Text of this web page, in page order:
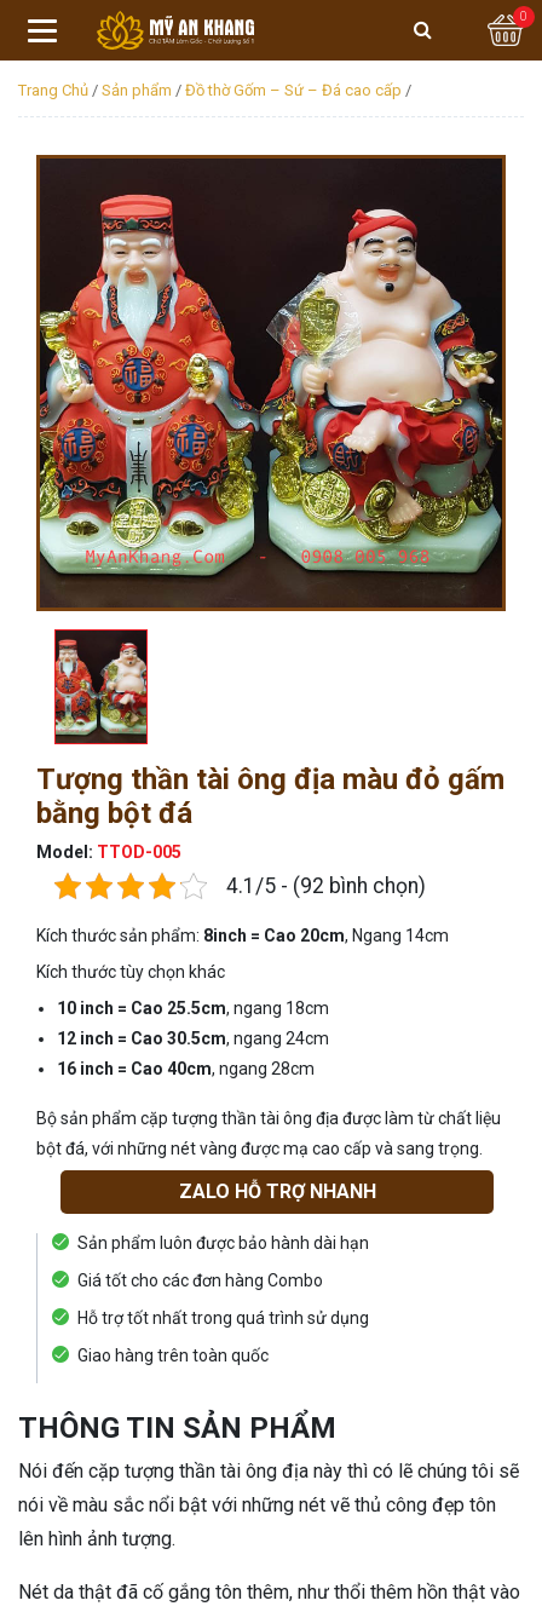
0
Trang Chủ / Sản phẩm / Đồ thờ Gốm – Sứ – Đá cao cấp /
Tượng thần tài ông địa màu đỏ gấm
bằng bột đá
Model: TTOD-005
4.1/5 - (92 bình chọn)
Kích thước sản phẩm: 8inch = Cao 20cm, Ngang 14cm
Kích thước tùy chọn khác
10 inch = Cao 25.5cm, ngang 18cm
12 inch = Cao 30.5cm, ngang 24cm
16 inch = Cao 40cm, ngang 28cm
Bộ sản phẩm cặp tượng thần tài ông địa được làm từ chất liệu
bột đá, với những nét vàng được mạ cao cấp và sang trọng.
ZALO HỖ TRỢ NHANH
Sản phẩm luôn được bảo hành dài hạn
Giá tốt cho các đơn hàng Combo
Hỗ trợ tốt nhất trong quá trình sử dụng
Giao hàng trên toàn quốc
THÔNG TIN SẢN PHẨM
Nói đến cặp tượng thần tài ông địa này thì có lẽ chúng tôi sẽ
nói về màu sắc nổi bật với những nét vẽ thủ công đẹp tôn
lên hình ảnh tượng.
Nét da thật đã cố gắng tôn thêm, như thổi thêm hồn thật vào